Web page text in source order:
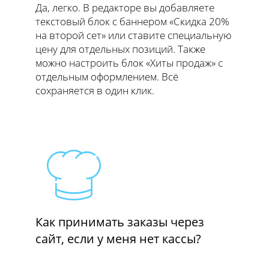
Да, легко. В редакторе вы добавляете
текстовый блок с баннером «Скидка 20%
на второй сет» или ставите специальную
цену для отдельных позиций. Также
можно настроить блок «Хиты продаж» с
отдельным оформлением. Всё
сохраняется в один клик.
Как принимать заказы через
сайт, если у меня нет кассы?